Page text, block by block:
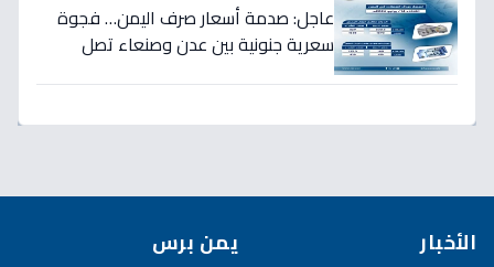
عاجل: صدمة أسعار صرف اليمن… فجوة
سعرية جنونية بين عدن وصنعاء تصل
الأخبار يمن برس